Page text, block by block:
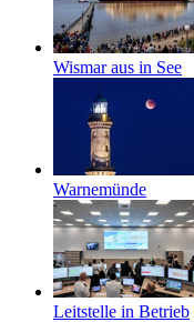
Wismar aus in See
Warnemünde
Leitstelle in Betrieb